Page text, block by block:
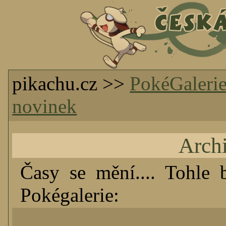
pikachu.cz >>
novinek
Časy se mění.... Tohle
Pokégalerie: